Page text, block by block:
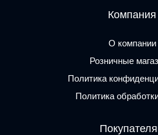
Компания
О компании
Розничные
Политика
Политика